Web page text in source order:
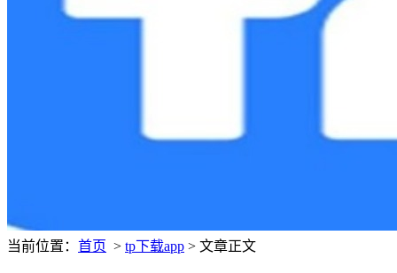
当前位置： 首页 > tp下载app > 文章正文